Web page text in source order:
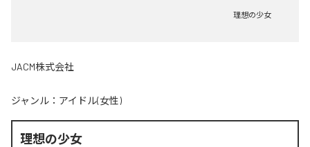
理想の少女
JACM株式会社
ジャンル： アイドル(女性)
理想の少女